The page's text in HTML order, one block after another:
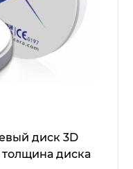
диск 3D
диска